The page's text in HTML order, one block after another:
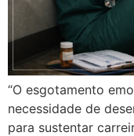
“O esgotamento
necessidade de
para sustentar